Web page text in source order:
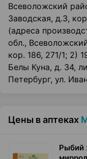
Всеволожский
Заводская, д.3,
(адреса
обл.,
кор. 186, 271/1; 2)
Белы Куна, д. 34,
Петербург, ул.
Цены в аптеках
Рыбий